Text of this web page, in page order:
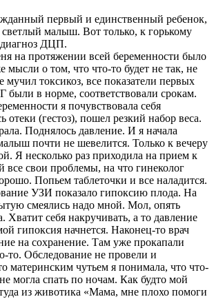
первый и единственный ребенок,
малыш. Вот только, к горькому
ДЦП.
на протяжении всей беременности было
мысли о том, что что-то будет не так, не
мучил токсикоз, все показатели первых
в норме, соответствовали срокам.
я почувствовала себя
отеки (гестоз), пошел резкий набор веса.
Поднялось давление. И я начала
почти не шевелится. Только к вечеру
Я несколько раз приходила на прием к
все свои проблемы, на что гинеколог
Попьем таблеточки и все наладится.
УЗИ показало гипоксию плода. На
смеялись надо мной. Мол, опять
Хватит себя накручивать, а то давление
гипоксия начнется. Наконец-то врач
на сохранение. Там уже прокапали
то. Обследование не провели и
материнским чутьем я понимала, что что-
могла спать по ночам. Как будто мой
из животика «Мама, мне плохо помоги